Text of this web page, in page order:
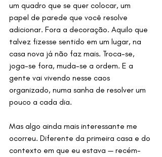
um quadro que se quer colocar, um
papel de parede que você resolve
adicionar. Fora a decoração. Aquilo que
talvez fizesse sentido em um lugar, na
casa nova já não faz mais. Troca-se,
joga-se fora, muda-se a ordem. E a
gente vai vivendo nesse caos
organizado, numa sanha de resolver um
pouco a cada dia.
Mas algo ainda mais interessante me
ocorreu. Diferente da primeira casa e do
contexto em que eu estava — recém-